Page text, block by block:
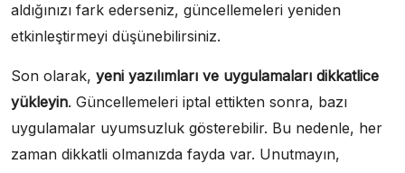
aldığınızı fark ederseniz, güncellemeleri yeniden
etkinleştirmeyi düşünebilirsiniz.
Son olarak, yeni yazılımları ve uygulamaları dikkatlice
yükleyin. Güncellemeleri iptal ettikten sonra, bazı
uygulamalar uyumsuzluk gösterebilir. Bu nedenle, her
zaman dikkatli olmanızda fayda var. Unutmayın,